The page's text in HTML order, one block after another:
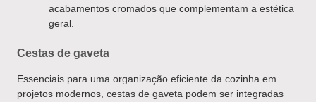
acabamentos cromados que complementam a estética
geral.
Cestas de gaveta
Essenciais para uma organização eficiente da cozinha em
projetos modernos, cestas de gaveta podem ser integradas